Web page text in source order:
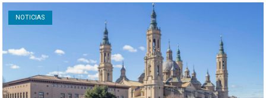
NOTICIAS